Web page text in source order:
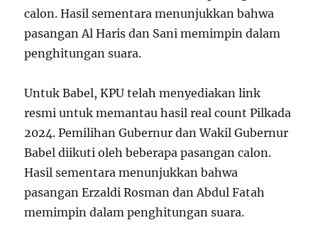
calon. Hasil sementara menunjukkan bahwa
pasangan Al Haris dan Sani memimpin dalam
penghitungan suara.
Untuk Babel, KPU telah menyediakan link
resmi untuk memantau hasil real count Pilkada
2024. Pemilihan Gubernur dan Wakil Gubernur
Babel diikuti oleh beberapa pasangan calon.
Hasil sementara menunjukkan bahwa
pasangan Erzaldi Rosman dan Abdul Fatah
memimpin dalam penghitungan suara.